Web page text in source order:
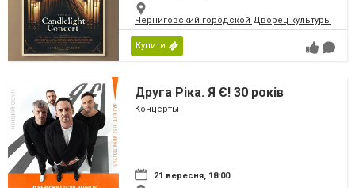
Черниговский городской Дворец культуры
Купити
Друга Ріка. Я Є! 30 років
Концерты
21 вересня, 18:00